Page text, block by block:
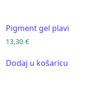
Pigment gel plavi
13,30 €
Dodaj u košaricu